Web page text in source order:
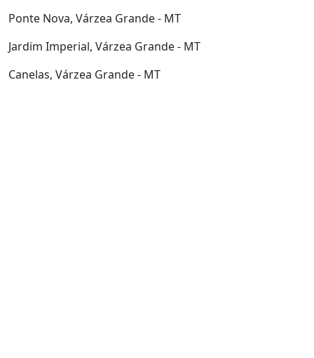
Ponte Nova, Várzea Grande - MT
Jardim Imperial, Várzea Grande - MT
Canelas, Várzea Grande - MT